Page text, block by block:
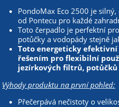
PondoMax Eco 2500 je
od Pontecu pro každé
Toto čerpadlo je perfektní
potůčky a vodopády stejně
Toto energeticky
řešením pro flexibilní
jezírkových filtrů, potůčků
Výhody produktu na první pohled:
Přečerpává nečistoty o